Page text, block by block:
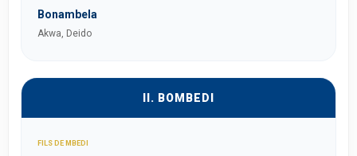
Bonambela
Akwa, Deido
II. BOMBEDI
FILS DE MBEDI